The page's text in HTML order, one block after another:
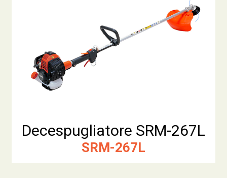
Decespugliatore SRM-267L
SRM-267L